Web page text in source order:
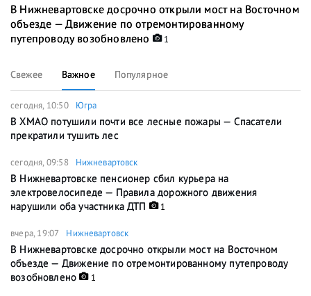
В Нижневартовске досрочно открыли мост на Восточном
объезде — Движение по отремонтированному
путепроводу возобновлено
1
Свежее Важное Популярное
сегодня, 10:50 Югра
В ХМАО потушили почти все лесные пожары — Спасатели
прекратили тушить лес
сегодня, 09:58 Нижневартовск
В Нижневартовске пенсионер сбил курьера на
электровелосипеде — Правила дорожного движения
нарушили оба участника ДТП
1
вчера, 19:07 Нижневартовск
В Нижневартовске досрочно открыли мост на Восточном
объезде — Движение по отремонтированному путепроводу
возобновлено
1